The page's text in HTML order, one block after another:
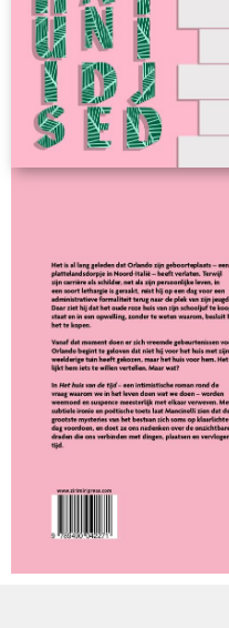
literatuur verbonden aan de
Ze vertaalde het
was nauw bevriend met de
Claudio Magris. Laura
oeuvre op haar naam
prijzen als de Premio Citt à
Premio Cesare Pavese. In